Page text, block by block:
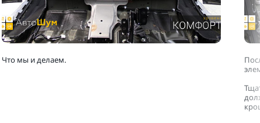
Что мы и делаем.